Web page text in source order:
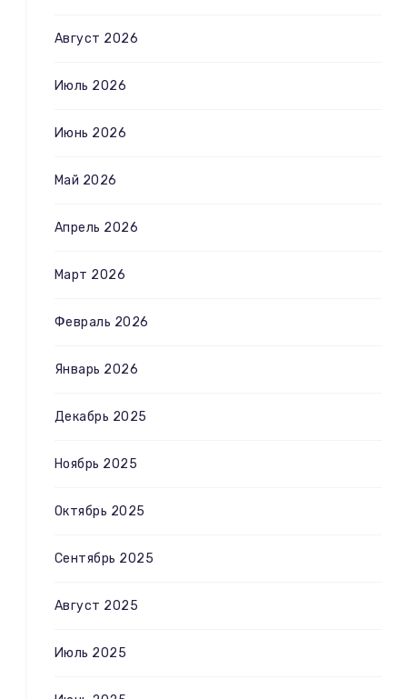
Август 2026
Июль 2026
Июнь 2026
Май 2026
Апрель 2026
Март 2026
Февраль 2026
Январь 2026
Декабрь 2025
Ноябрь 2025
Октябрь 2025
Сентябрь 2025
Август 2025
Июль 2025